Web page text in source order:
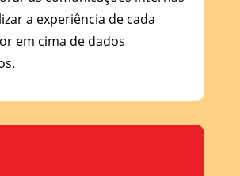
a experiência de cada
em cima de dados